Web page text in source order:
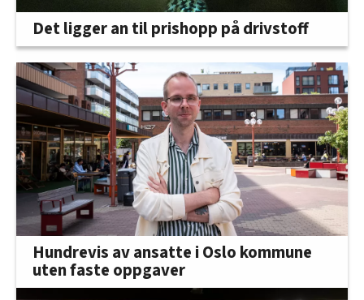
Det ligger an til prishopp på drivstoff
Hundrevis av ansatte i Oslo kommune
uten faste oppgaver